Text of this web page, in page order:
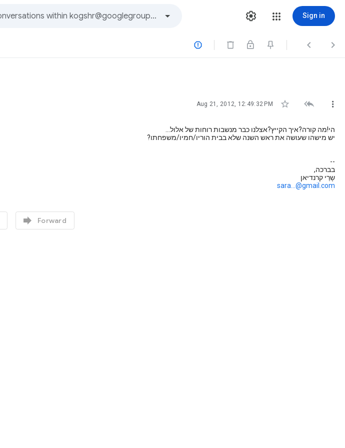
Sign in
  
Aug 21, 2012, 12:49:32 PM   
הי!מה קורה?איך הקייץ?אצלנו כבר מנשבות רוחות של אלול...
יש מישהו שעושה את ראש השנה שלא בבית הוריו/חמיו/משפחתו?
--
בברכה,
שָרַי קרנדיאן
sara...@gmail.com
 Forward